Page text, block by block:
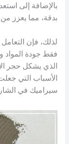
بالإضافة إلى
بدقة، مما يعزز من
لذلك، فإن
فقط جودة المواد
الذي يشكل حجر
الأسباب التي
سيراميك في